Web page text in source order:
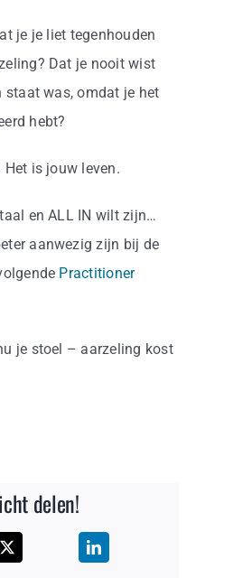
je je liet tegenhouden
Dat je nooit wist
staat was, omdat je het
hebt?
Het is jouw leven.
en ALL IN wilt zijn…
aanwezig zijn bij de
Practitioner
je stoel – aarzeling kost
delen!